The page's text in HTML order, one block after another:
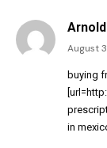
August
buying
in